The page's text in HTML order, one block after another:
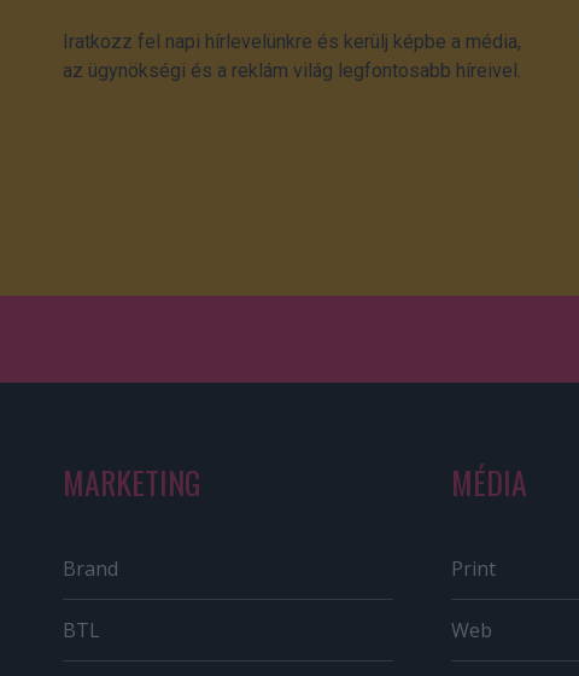
Iratkozz fel napi hírlevelünkre és kerülj képbe a média,
az ügynökségi és a reklám világ legfontosabb híreivel.
MARKETING
Brand
BTL
MÉDIA
Print
Web